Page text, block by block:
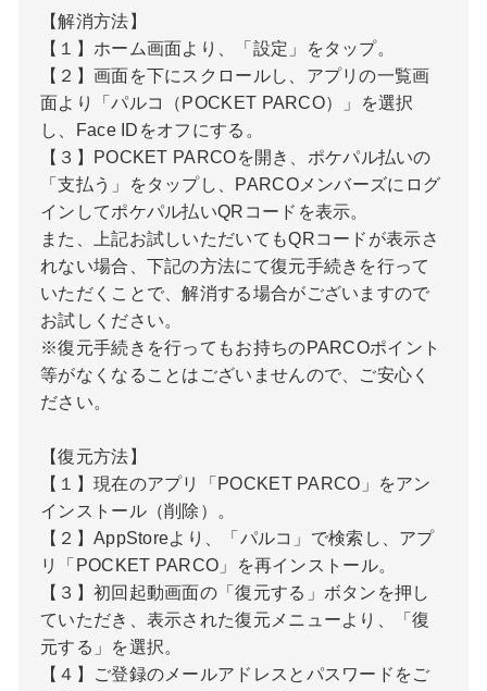
【解消方法】
【１】ホーム画面より、「設定」をタップ。
【２】画面を下にスクロールし、アプリの一覧画
面より「パルコ（POCKET PARCO）」を選択
し、Face IDをオフにする。
【３】POCKET PARCOを開き、ポケパル払いの
「支払う」をタップし、PARCOメンバーズにログ
インしてポケパル払いQRコードを表示。
また、上記お試しいただいてもQRコードが表示さ
れない場合、下記の方法にて復元手続きを行って
いただくことで、解消する場合がございますので
お試しください。
※復元手続きを行ってもお持ちのPARCOポイント
等がなくなることはございませんので、ご安心く
ださい。
【復元方法】
【１】現在のアプリ「POCKET PARCO」をアン
インストール（削除）。
【２】AppStoreより、「パルコ」で検索し、アプ
リ「POCKET PARCO」を再インストール。
【３】初回起動画面の「復元する」ボタンを押し
ていただき、表示された復元メニューより、「復
元する」を選択。
【４】ご登録のメールアドレスとパスワードをご